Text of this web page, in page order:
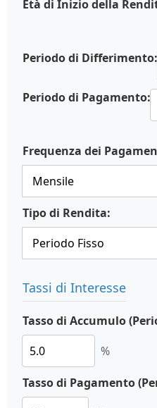
Età di Inizio della
Periodo di Differimento:
Periodo di Pagamento:
Frequenza dei
Tipo di Rendita:
Tassi di Interesse
Tasso di Accumulo
%
Tasso di Pagamento